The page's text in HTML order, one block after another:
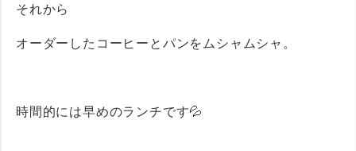
それから
オーダーしたコーヒーとパンをムシャムシャ。
時間的には早めのランチです💦